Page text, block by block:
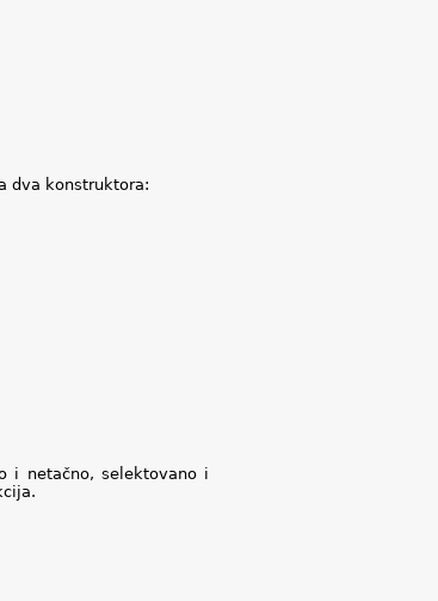
dva konstruktora:
i netačno, selektovano i